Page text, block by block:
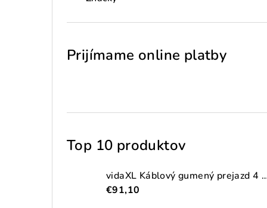
Prijímame online platby
Top 10 produktov
vidaXL Káblový gumený
€91,10